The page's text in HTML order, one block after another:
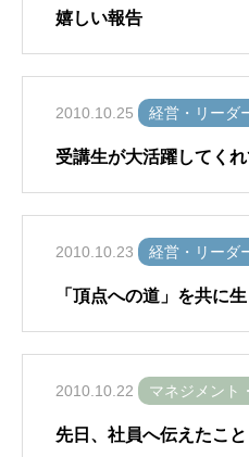
嬉しい報告
2010.10.25 経営・リーダ
受講生が大活躍してくれ
2010.10.23 経営・リーダ
「頂点への道」を共に
2010.10.22 マネジメント
先日、社員へ伝えたこと